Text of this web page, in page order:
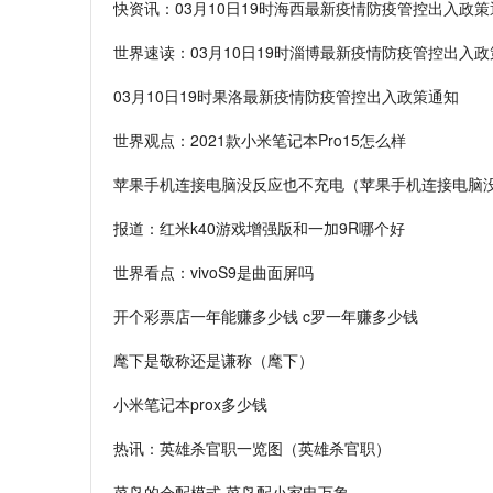
快资讯：03月10日19时海西最新疫情防疫管控出入政策
世界速读：03月10日19时淄博最新疫情防疫管控出入
03月10日19时果洛最新疫情防疫管控出入政策通知
世界观点：2021款小米笔记本Pro15怎么样
苹果手机连接电脑没反应也不充电（苹果手机连接电脑
报道：红米k40游戏增强版和一加9R哪个好
世界看点：vivoS9是曲面屏吗
开个彩票店一年能赚多少钱 c罗一年赚多少钱
麾下是敬称还是谦称（麾下）
小米笔记本prox多少钱
热讯：英雄杀官职一览图（英雄杀官职）